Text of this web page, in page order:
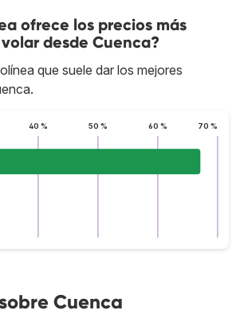
ofrece los precios más
desde Cuenca?
que suele dar los mejores
40 % 50 % 60 % 70 %
Cuenca